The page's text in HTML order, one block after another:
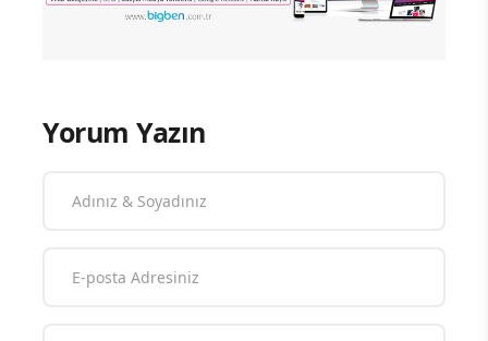
Yorum Yazın